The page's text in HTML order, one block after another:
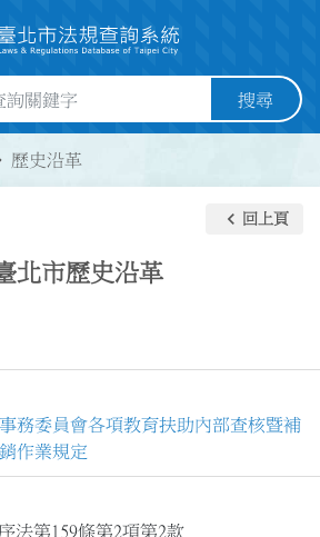
欄位 搜尋
歷史沿革
北市歷史沿革
keyboard_arrow_left 回上頁
務委員會各項教育扶助內部查核暨補
作業規定
法第159條第2項第2款